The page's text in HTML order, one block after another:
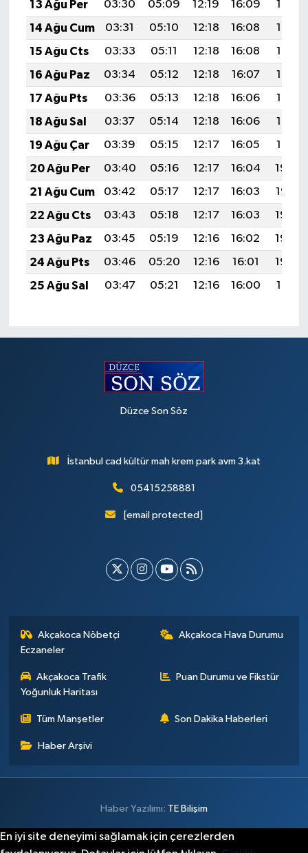
13 Ağu Per
03:30 05:09 12:19 16:09
19:19
14 Ağu Cum
03:31 05:10 12:18 16:08
19:17
15 Ağu Cts
03:33 05:11 12:18 16:08
19:16
16 Ağu Paz
03:34 05:12 12:18 16:07
19:14
17 Ağu Pts
03:36 05:13 12:18 16:06
19:13
18 Ağu Sal
03:37 05:14 12:18 16:06
19:12
19 Ağu Çar
03:39 05:15 12:17 16:05
19:10
20 Ağu Per
03:40 05:16 12:17 16:04
19:09
21 Ağu Cum
03:42 05:17 12:17 16:03
19:07
22 Ağu Cts
03:43 05:18 12:17 16:03
19:06
23 Ağu Paz
03:45 05:19 12:16 16:02
19:04
24 Ağu Pts
03:46 05:20 12:16 16:01
19:03
25 Ağu Sal
03:47 05:21 12:16 16:00 19:01
Düzce Son Söz
İstanbul cad kültür mah krem park avm 3.kat
05415258881
[email protected]
Akçakoca Nöbetçi
Eczaneler
Akçakoca Hava Durumu
Akçakoca Trafik
Yoğunluk Haritası
Puan Durumu ve Fikstür
Tüm Manşetler Son Dakika Haberleri
Haber Arşivi
Haber Yazılımı: TE Bilişim
En iyi site deneyimi sağlamak için çerezlerden